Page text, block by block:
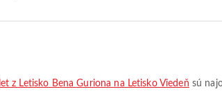
let z Letisko Bena Guriona na Letisko Viedeň sú